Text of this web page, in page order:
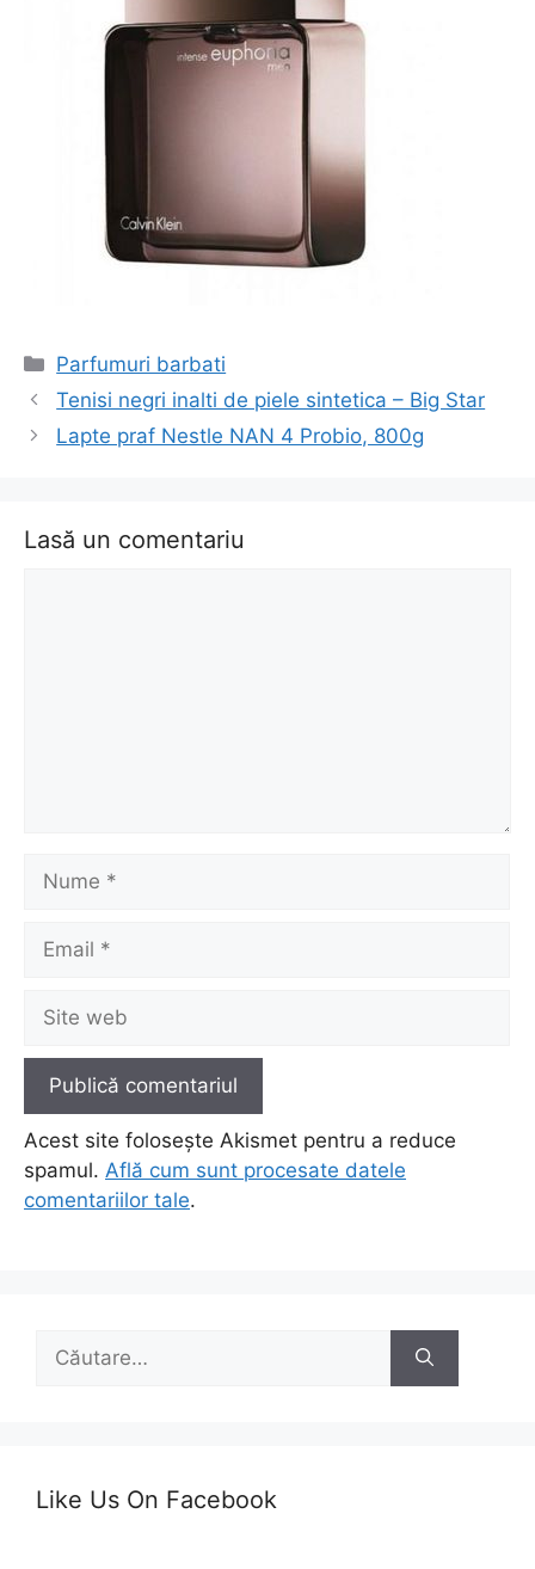
Categorii
Parfumuri barbati
Navigare
în
articol
Tenisi negri inalti de piele sintetica – Big Star
Lapte praf Nestle NAN 4 Probio, 800g
Lasă un comentariu
Nume
Email
Site
web
Acest site folosește Akismet pentru a reduce
spamul. Află cum sunt procesate datele
comentariilor tale.
după:
Like Us On Facebook